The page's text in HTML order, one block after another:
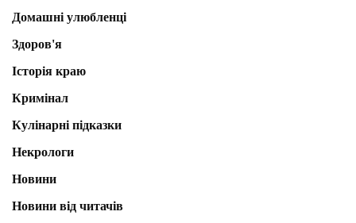
Домашні улюбленці
Здоров'я
Історія краю
Кримінал
Кулінарні підказки
Некрологи
Новини
Новини від читачів